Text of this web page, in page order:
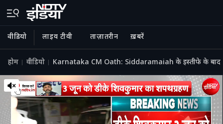
वीडियो लाइव टीवी ताज़ातरीन ख़बरें
होम वीडियो Karnataka CM Oath: Siddaramaiah के इस्तीफे के बाद